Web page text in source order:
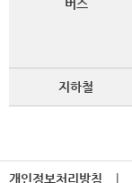
버스
지하철
개인정보처리방침